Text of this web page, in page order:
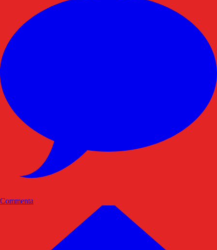
Commenta